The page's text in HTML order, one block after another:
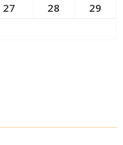
27 28
29